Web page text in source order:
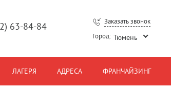
63-84-84
Заказать звонок
Город: Тюмень
ЛАГЕРЯ АДРЕСА ФРАНЧАЙЗИНГ